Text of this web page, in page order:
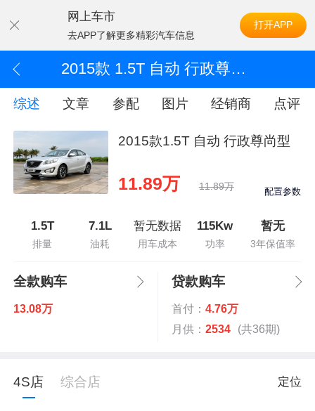
网上车市
去APP了解更多精彩汽车信息
打开APP
2015款 1.5T 自动 行政尊尚型
综述 文章 参配 图片 经销商 点评
2015款1.5T 自动 行政尊尚型
11.89万 11.89万 配置参数
1.5T
排量
7.1L
油耗
暂无数据
用车成本
115Kw
功率
暂无
3年保值率
全款购车
13.08万
贷款购车
首付： 4.76万
月供： 2534 (共36期)
4S店 综合店 定位